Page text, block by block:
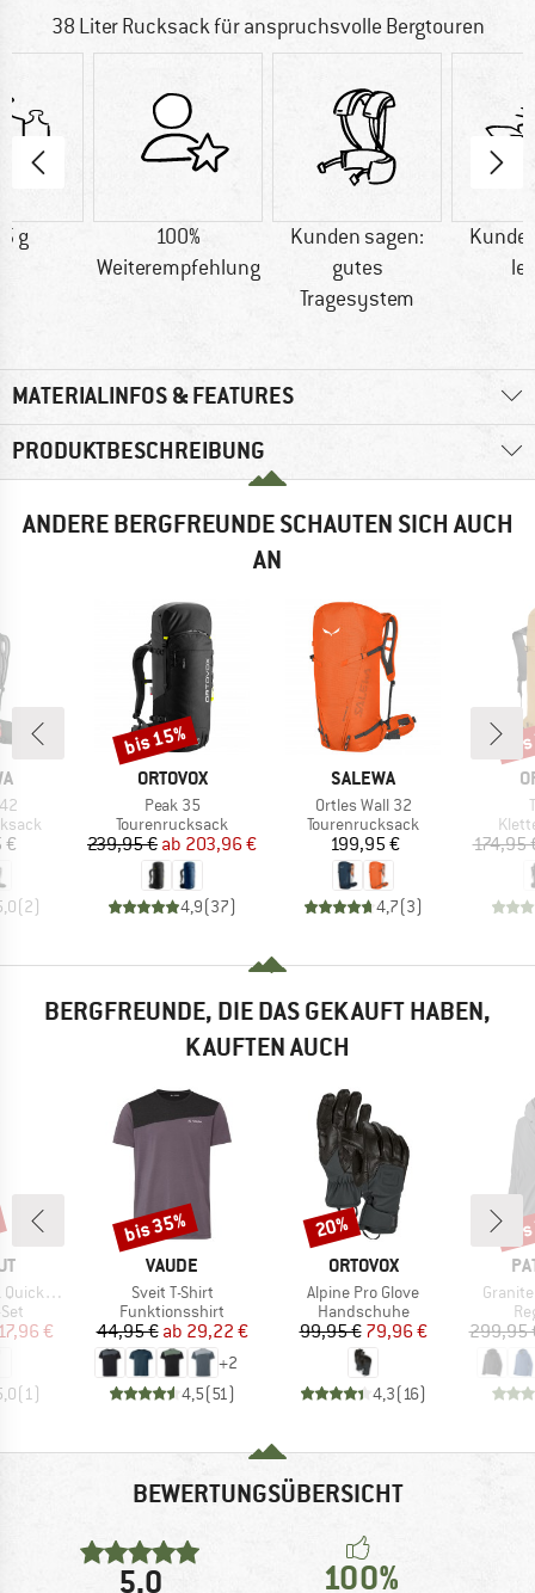
38 Liter Rucksack für anspruchsvolle Bergtouren
g
100%
Weiterempfehlung
Kunden sagen:
gutes
Tragesystem
MATERIALINFOS & FEATURES
PRODUKTBESCHREIBUNG
ANDERE BERGFREUNDE SCHAUTEN SICH AUCH
AN
€
(2)
MARKE
ORTOVOX
Artikel
Peak 35
Produktgruppe
Tourenrucksack
Preis
239,95 € reduzierter Preis
ab 203,96 €
4,9(37)
Rabatt
bis 15%
MARKE
SALEWA
Artikel
Ortles Wall 32
Produktgruppe
Tourenrucksack
Preis
199,95 €
4,7(3)
174,95
BERGFREUNDE, DIE DAS GEKAUFT HABEN,
KAUFTEN AUCH
Preis
€
(1 )
MARKE
VAUDE
Artikel
Sveit T-Shirt
Produktgruppe
Funktionsshirt
Preis
44,95 € reduzierter Preis
ab 29,22 €
+2
4,5(51 )
Rabatt
bis 35%
MARKE
ORTOVOX
Artikel
Alpine Pro Glove
Produktgruppe
Handschuhe
Preis
99,95 €reduzierter Preis
79,96 €
4,3(16)
Rabatt
20%
Artikel
299,95
BEWERTUNGSÜBERSICHT
5,0 100%